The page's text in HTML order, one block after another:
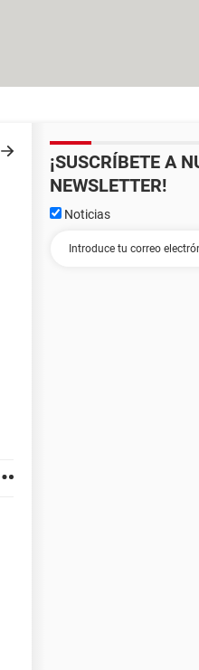
¡SUSCRÍBETE A
NEWSLETTER!
Noticias